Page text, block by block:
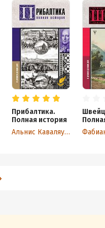
Прибалтика.
Полная история
Альнис Каваляускас
страны